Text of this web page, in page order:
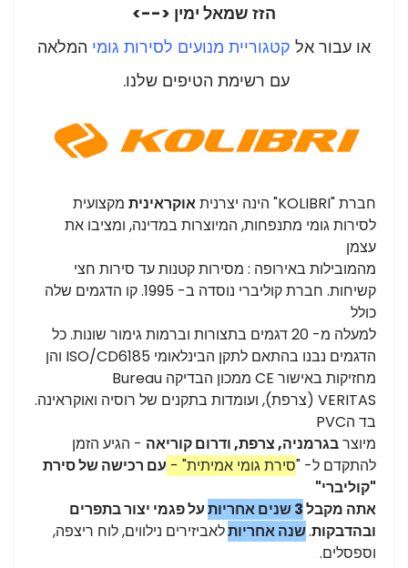
הזז שמאל ימין <-->
או עבור אל קטגוריית מנועים לסירות גומי המלאה
עם רשימת הטיפים שלנו.
חברת "KOLIBRI" הינה יצרניתאוקראינית מקצועית
לסירות גומי מתנפחות, המיוצרות במדינה, ומציבו את
עצמן
מהמובילות באירופה : מסירות קטנות עד סירות חצי
קשיחות. חברת קוליברי נוסדה ב- 1995.
קו הדגמים שלה
כולל
למעלה מ- 20 דגמים
בתצורות וברמות גימור שונות.כל
הדגמים נבנו בהתאם לתקן הבינלאומי ISO/CD6185 והן
מחזיקות באישור CE ממכון הבדיקה Bureau
VERITAS (צרפת), ועומדות בתקנים של רוסיה ואוקראינה.
בד הPVC
מיוצרבגרמניה,צרפת, ודרום קוריאה - הגיע הזמן
להתקדם ל- "סירת גומי אמיתית" - עם רכישה של סירת
"קוליברי"
אתה מקבל3 שנים אחריות
על פגמי יצור בתפרים
ובהדבקות.שנה אחריותלאביזירים נילווים, לוח ריצפה,
וספסלים.